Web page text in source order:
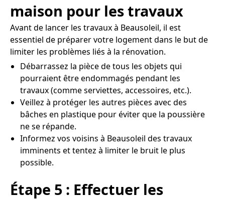
maison pour les travaux
Avant de lancer les travaux à Beausoleil, il est
essentiel de préparer votre logement dans le but de
limiter les problèmes liés à la rénovation.
Débarrassez la pièce de tous les objets qui
pourraient être endommagés pendant les
travaux (comme serviettes, accessoires, etc.).
Veillez à protéger les autres pièces avec des
bâches en plastique pour éviter que la poussière
ne se répande.
Informez vos voisins à Beausoleil des travaux
imminents et tentez à limiter le bruit le plus
possible.
Étape 5 : Effectuer les